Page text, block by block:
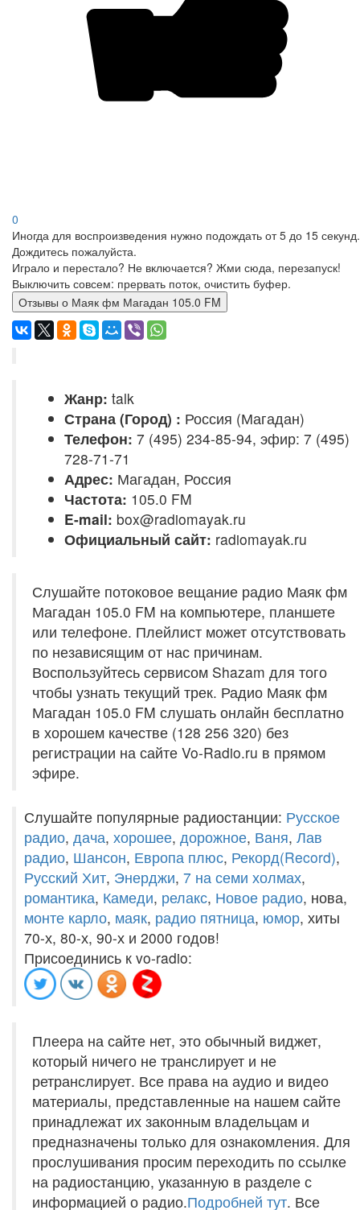
0
Иногда для воспроизведения нужно подождать от 5 до 15 секунд.
Дождитесь пожалуйста.
Играло и перестало? Не включается? Жми сюда, перезапуск!
Выключить совсем: прервать поток, очистить буфер.
Отзывы о Маяк фм Магадан 105.0 FM
Жанр: talk
Страна (Город) : Россия (Магадан)
Телефон: 7 (495) 234-85-94, эфир: 7 (495)
728-71-71
Адрес: Магадан, Россия
Частота: 105.0 FM
E-mail: box@radiomayak.ru
Официальный сайт: radiomayak.ru
Слушайте потоковое вещание радио Маяк фм
Магадан 105.0 FM на компьютере, планшете
или телефоне. Плейлист может отсутствовать
по независящим от нас причинам.
Воспользуйтесь сервисом Shazam для того
чтобы узнать текущий трек. Радио Маяк фм
Магадан 105.0 FM слушать онлайн бесплатно
в хорошем качестве (128 256 320) без
регистрации на сайте Vo-Radio.ru в прямом
эфире.
Слушайте популярные радиостанции: Русское
радио, дача, хорошее, дорожное, Ваня, Лав
радио, Шансон, Европа плюс, Рекорд(Record),
Русский Хит, Энерджи, 7 на семи холмах,
романтика, Камеди, релакс, Новое радио, нова,
монте карло, маяк, радио пятница, юмор, хиты
70-х, 80-х, 90-х и 2000 годов!
Присоединись к vo-radio:
Плеера на сайте нет, это обычный виджет,
который ничего не транслирует и не
ретранслирует. Все права на аудио и видео
материалы, представленные на нашем сайте
принадлежат их законным владельцам и
предназначены только для ознакомления. Для
прослушивания просим переходить по ссылке
на радиостанцию, указанную в разделе с
информацией о радио.Подробней тут. Все